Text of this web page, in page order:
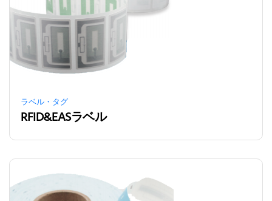
ラベル・タグ
RFID&EASラベル